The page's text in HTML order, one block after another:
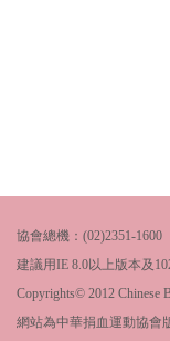
協會總機：(02)2351-
建議用IE 8.0以上版本及
Copyrights© 2012 Chinese
網站為中華捐血運動協會